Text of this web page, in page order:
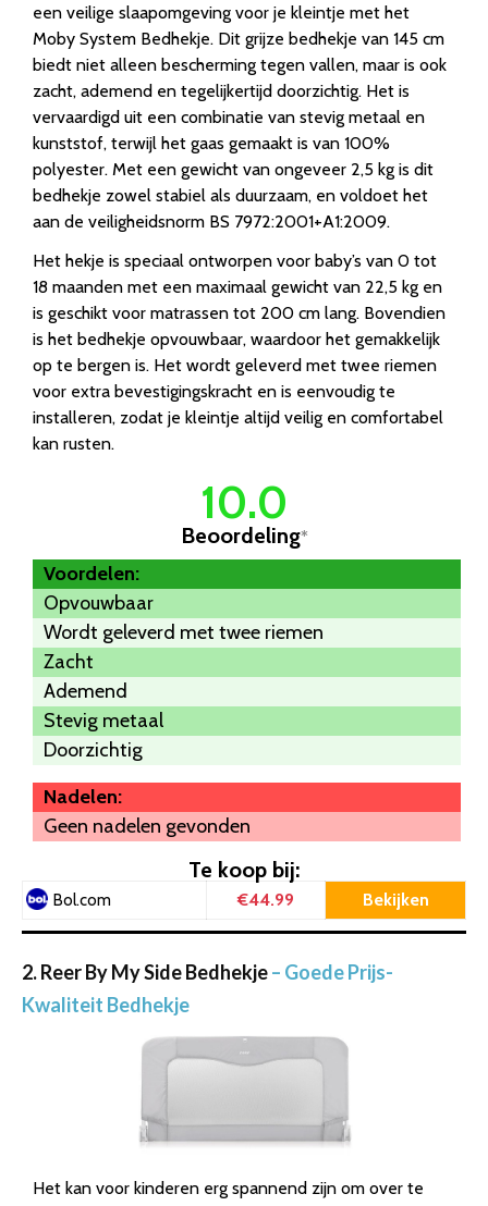
een veilige slaapomgeving voor je kleintje met het
Moby System Bedhekje. Dit grijze bedhekje van 145 cm
biedt niet alleen bescherming tegen vallen, maar is ook
zacht, ademend en tegelijkertijd doorzichtig. Het is
vervaardigd uit een combinatie van stevig metaal en
kunststof, terwijl het gaas gemaakt is van 100%
polyester. Met een gewicht van ongeveer 2,5 kg is dit
bedhekje zowel stabiel als duurzaam, en voldoet het
aan de veiligheidsnorm BS 7972:2001+A1:2009.
Het hekje is speciaal ontworpen voor baby’s van 0 tot
18 maanden met een maximaal gewicht van 22,5 kg en
is geschikt voor matrassen tot 200 cm lang. Bovendien
is het bedhekje opvouwbaar, waardoor het gemakkelijk
op te bergen is. Het wordt geleverd met twee riemen
voor extra bevestigingskracht en is eenvoudig te
installeren, zodat je kleintje altijd veilig en comfortabel
kan rusten.
10.0
Beoordeling*
Voordelen:
Opvouwbaar
Wordt geleverd met twee riemen
Zacht
Ademend
Stevig metaal
Doorzichtig
Nadelen:
Geen nadelen gevonden
Te koop bij:
Bol.com €44.99 Bekijken
2. Reer By My Side Bedhekje– Goede Prijs-
Kwaliteit Bedhekje
Het kan voor kinderen erg spannend zijn om over te